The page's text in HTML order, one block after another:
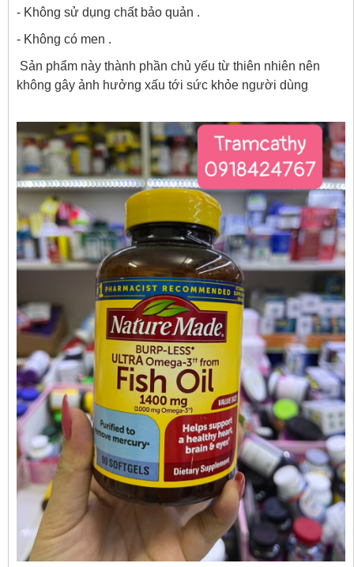
- Không sử dụng chất bảo quản .
- Không có men .
Sản phẩm này thành phần chủ yếu từ thiên nhiên nên
không gây ảnh hưởng xấu tới sức khỏe người dùng